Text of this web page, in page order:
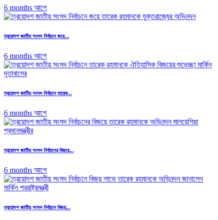
6 months আগে
ত্রয়োদশ জাতীয় সংসদ নির্বাচনে জয়ে...
6 months আগে
ত্রয়োদশ জাতীয় সংসদ নির্বাচনে তারেক...
6 months আগে
ত্রয়োদশ জাতীয় সংসদ নির্বাচনের বিজয়ে...
6 months আগে
ত্রয়োদশ জাতীয় সংসদ নির্বাচনে বিজয়...